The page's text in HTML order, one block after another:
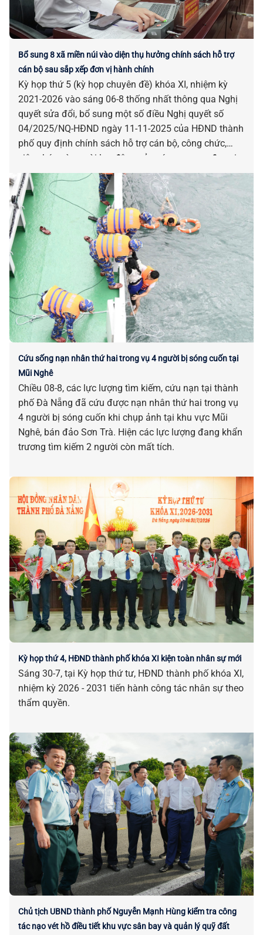
Bổ sung 8 xã miền núi vào diện thụ hưởng chính sách hỗ trợ
cán bộ sau sắp xếp đơn vị hành chính
Kỳ họp thứ 5 (kỳ họp chuyên đề) khóa XI, nhiệm kỳ
2021-2026 vào sáng 06-8 thống nhất thông qua Nghị
quyết sửa đổi, bổ sung một số điều Nghị quyết số
04/2025/NQ-HĐND ngày 11-11-2025 của HĐND thành
phố quy định chính sách hỗ trợ cán bộ, công chức,
viên chức và người lao động của các cơ quan, đơn vị
bị tác động, ảnh hưởng do sắp xếp đơn vị hành chính.
Cứu sống nạn nhân thứ hai trong vụ 4 người bị sóng cuốn tại
Mũi Nghê
Chiều 08-8, các lực lượng tìm kiếm, cứu nạn tại thành
phố Đà Nẵng đã cứu được nạn nhân thứ hai trong vụ
4 người bị sóng cuốn khi chụp ảnh tại khu vực Mũi
Nghê, bán đảo Sơn Trà. Hiện các lực lượng đang khẩn
trương tìm kiếm 2 người còn mất tích.
Kỳ họp thứ 4, HĐND thành phố khóa XI kiện toàn nhân sự mới
Sáng 30-7, tại Kỳ họp thứ tư, HĐND thành phố khóa XI,
nhiệm kỳ 2026 - 2031 tiến hành công tác nhân sự theo
thẩm quyền.
Chủ tịch UBND thành phố Nguyễn Mạnh Hùng kiểm tra công
tác nạo vét hồ điều tiết khu vực sân bay và quản lý quỹ đất